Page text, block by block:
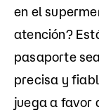
en el
atención?
pasaporte
precisa y
juega a favor